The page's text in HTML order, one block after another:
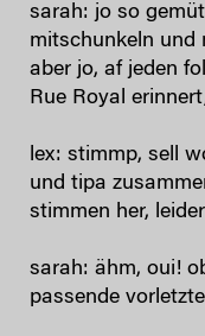
sarah: jo so
mitschunkeln und
aber jo, af jeden
Rue Royal
lex: stimmp, sell
und tipa
stimmen her,
sarah: ähm, oui!
passende